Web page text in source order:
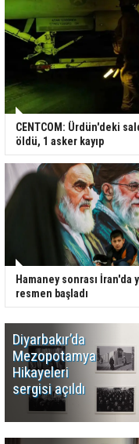
CENTCOM: Ürdün'deki
öldü, 1 asker kayıp
Hamaney sonrası İran'da
resmen başladı
Diyarbakır’da
Mezopotamya
Hikayeleri
sergisi açıldı